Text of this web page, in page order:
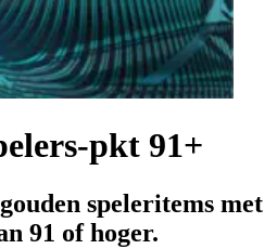
pkt 91+
speleritems met
91 of hoger.